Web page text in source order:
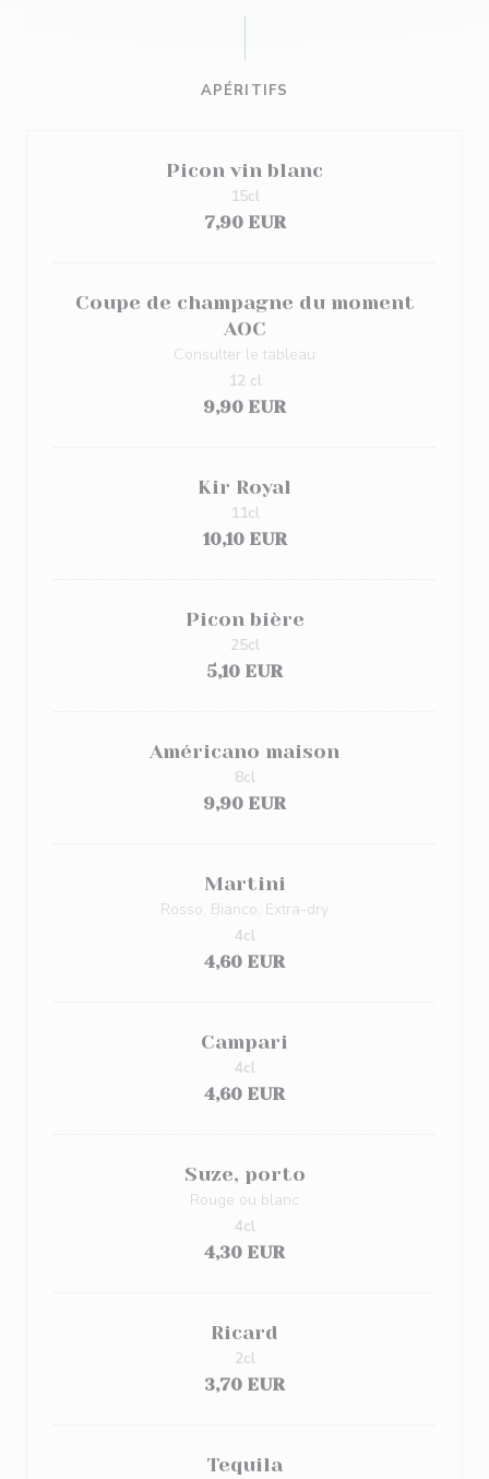
APÉRITIFS
Picon vin blanc
7,90 EUR
15cl
Coupe de champagne du moment
AOC
Consulter le tableau
9,90 EUR
12 cl
Kir Royal
10,10 EUR
11cl
Picon bière
5,10 EUR
25cl
Américano maison
9,90 EUR
8cl
Martini
Rosso, Bianco, Extra-dry
4,60 EUR
4cl
Campari
4,60 EUR
4cl
Suze, porto
Rouge ou blanc
4,30 EUR
4cl
Ricard
3,70 EUR
2cl
Tequila